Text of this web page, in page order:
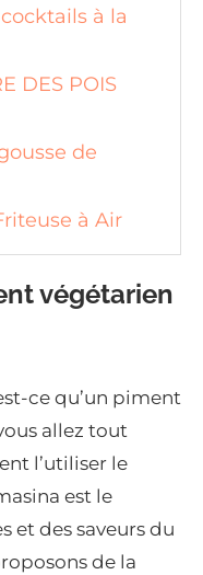
à la
DES POIS
de
à Air
végétarien
ce qu’un piment
allez tout
l’utiliser le
est le
et des saveurs du
de la